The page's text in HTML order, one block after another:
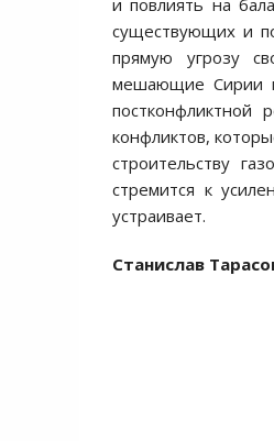
и повлиять на
существующих и
прямую угрозу
мешающие Сирии
постконфликтной
конфликтов,
строительству
стремится к
устраивает.
Станислав